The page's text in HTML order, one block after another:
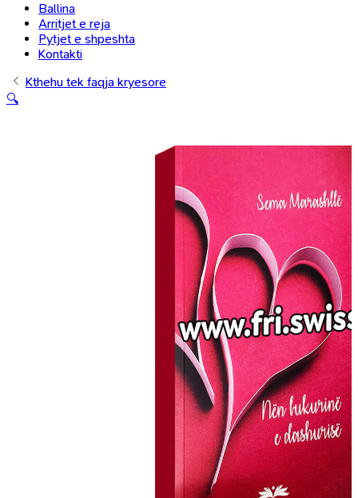
Ballina
Arritjet e reja
Pytjet e shpeshta
Kontakti
Kthehu tek faqja kryesore
🔍